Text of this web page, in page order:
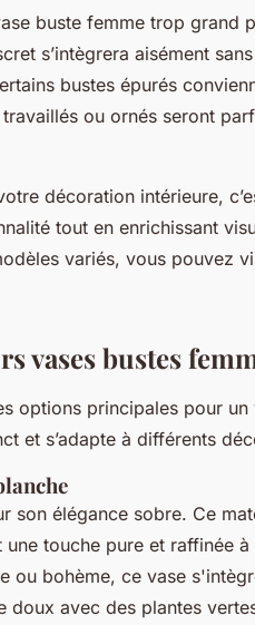
buste femme trop grand
s’intègrera aisément
bustes épurés
ou ornés seront
décoration intérieure,
tout en enrichissant
variés, vous pouvez
vases bustes
options principales pour un
et s’adapte à différents
son élégance sobre. Ce
touche pure et raffinée
ou bohème, ce vase
avec des plantes